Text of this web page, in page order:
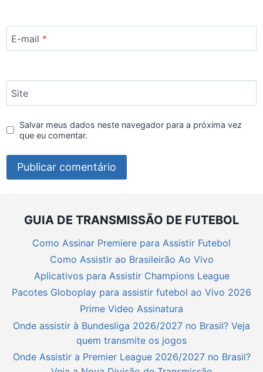
E-mail *
Site
Salvar meus dados neste navegador para a próxima vez
que eu comentar.
GUIA DE TRANSMISSÃO DE FUTEBOL
Como Assinar Premiere para Assistir Futebol
Como Assistir ao Brasileirão Ao Vivo
Aplicativos para Assistir Champions League
Pacotes Globoplay para assistir futebol ao Vivo 2026
Prime Video Assinatura
Onde assistir à Bundesliga 2026/2027 no Brasil? Veja
quem transmite os jogos
Onde Assistir a Premier League 2026/2027 no Brasil?